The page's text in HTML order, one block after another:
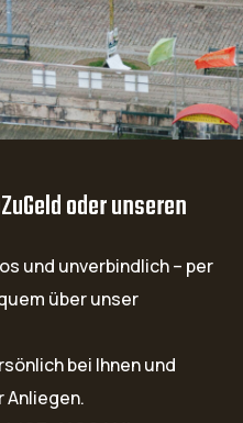
oder unseren
und unverbindlich – per
über unser
bei Ihnen und
Anliegen.